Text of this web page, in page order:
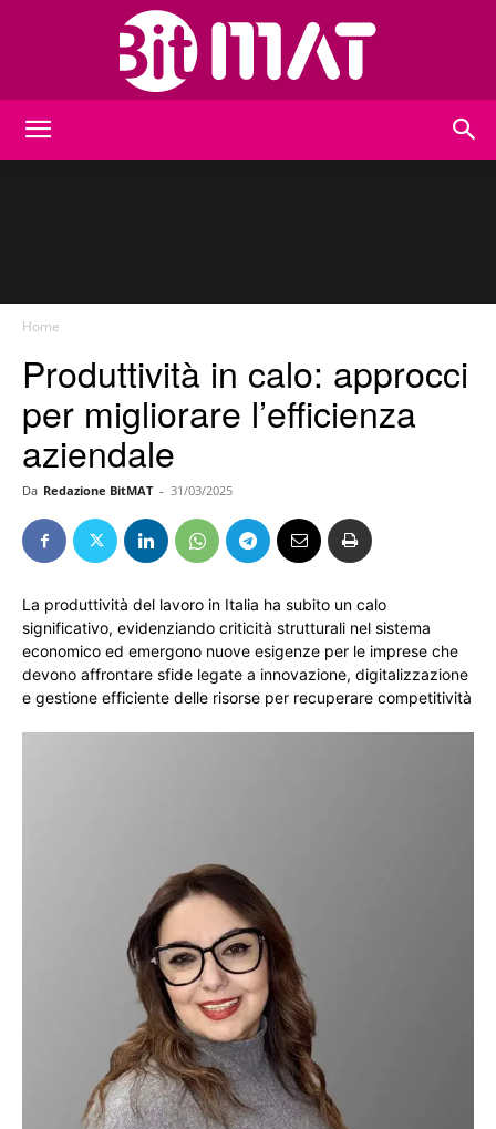
Home
Produttività in calo: approcci
per migliorare l’efficienza
aziendale
Da Redazione BitMAT - 31/03/2025
La produttività del lavoro in Italia ha subito un calo
significativo, evidenziando criticità strutturali nel sistema
economico ed emergono nuove esigenze per le imprese che
devono affrontare sfide legate a innovazione, digitalizzazione
e gestione efficiente delle risorse per recuperare competitività